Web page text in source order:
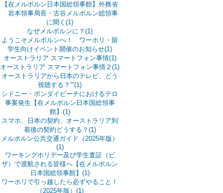
【在メルボルン日本国総領事館】外務省
岩本領事局長・古谷メルボルン総領事
に聞く(1)
なぜメルボルンに？(1)
ようこそメルボルンへ！ ワーホリ・留
学生向けイベント開催のお知らせ(1)
オーストラリア スマートフォン事情(1)
オーストラリア スマートフォン事情２(1)
オーストラリアから日本のテレビ、どう
視聴する？””(1)
シドニー・ボンダイビーチにおけるテロ
事案発生【在メルボルン日本国総領事
館】(1)
スマホ、日本の契約、オーストラリア到
着後の契約どうする？(1)
メルボルン公共交通ガイド（2025年版）
(1)
ワーキングホリデー及び学生査証（ビ
ザ）で渡航される皆様へ【在メルボルン
日本国総領事館】(1)
ワーホリで引っ越したら必ずやること！
（2025年版）(1)